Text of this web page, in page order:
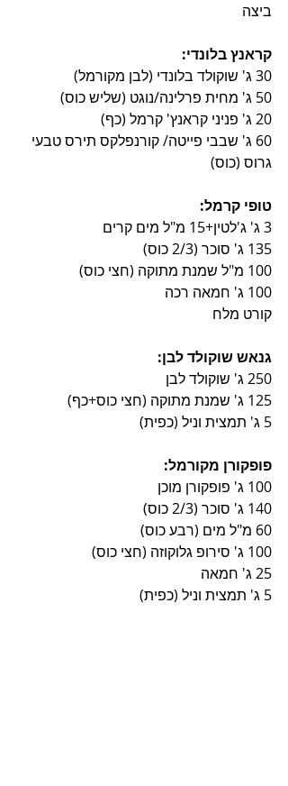
ביצה
קראנץ בלונדי:
30 ג' שוקולד בלונדי (לבן מקורמל)
50 ג' מחית פרלינה/נוגט (שליש כוס)
20 ג' פניני קראנץ' קרמל (כף)
60 ג' שבבי פייטה/ קורנפלקס תירס טבעי
גרוס (כוס)
טופי קרמל:
3 ג' ג'לטין+15 מ"ל מים קרים
135 ג' סוכר (2/3 כוס)
100 מ"ל שמנת מתוקה (חצי כוס)
100 ג' חמאה רכה
קורט מלח
גנאש שוקולד לבן:
250 ג' שוקולד לבן
125 ג' שמנת מתוקה (חצי כוס+כף)
5 ג' תמצית וניל (כפית)
פופקורן מקורמל:
100 ג' פופקורן מוכן
140 ג' סוכר (2/3 כוס)
60 מ"ל מים (רבע כוס)
100 ג' סירופ גלוקוזה (חצי כוס)
25 ג' חמאה
5 ג' תמצית וניל (כפית)